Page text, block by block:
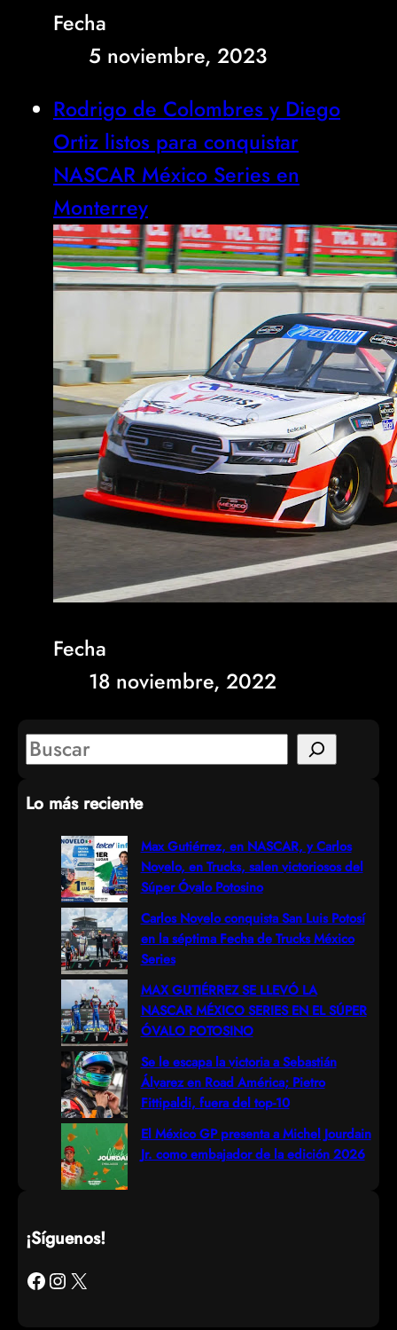
Fecha
5 noviembre, 2023
Rodrigo de Colombres y Diego
Ortiz listos para conquistar
NASCAR México Series en
Monterrey
Fecha
18 noviembre, 2022
S
a
Lo más reciente
Max Gutiérrez, en NASCAR, y Carlos
Novelo, en Trucks, salen victoriosos del
Súper Óvalo Potosino
Carlos Novelo conquista San Luis Potosí
en la séptima Fecha de Trucks México
Series
MAX GUTIÉRREZ SE LLEVÓ LA
NASCAR MÉXICO SERIES EN EL SÚPER
ÓVALO POTOSINO
Se le escapa la victoria a Sebastián
Álvarez en Road América; Pietro
Fittipaldi, fuera del top-10
El México GP presenta a Michel Jourdain
Jr. como embajador de la edición 2026
¡Síguenos!
Facebook Instagram X